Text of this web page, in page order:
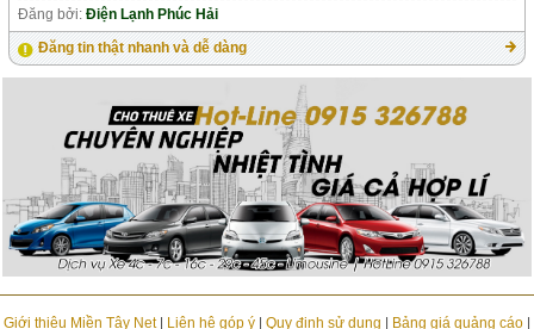
Đăng bởi:Điện Lạnh Phúc Hải
Đăng tin thật nhanh và dễ dàng
Giới thiệu Miền Tây Net| Liên hệ góp ý| Quy định sử dụng Bảng giá quảng cáo|